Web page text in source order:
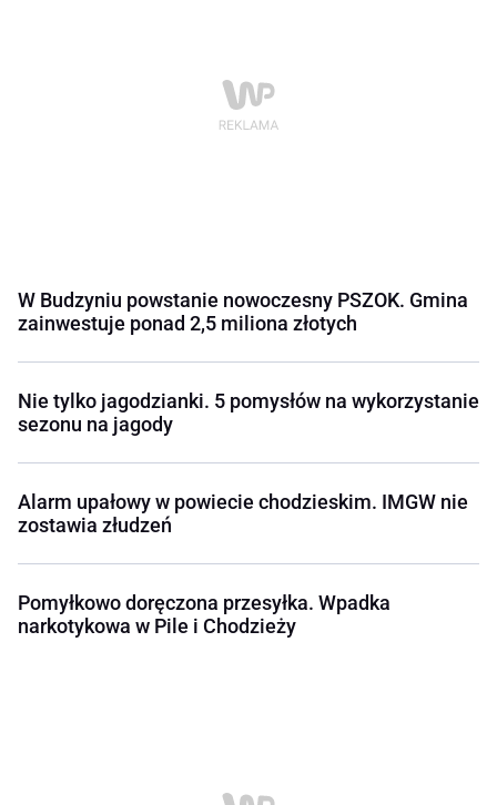
W Budzyniu powstanie nowoczesny PSZOK. Gmina
zainwestuje ponad 2,5 miliona złotych
Nie tylko jagodzianki. 5 pomysłów na wykorzystanie
sezonu na jagody
Alarm upałowy w powiecie chodzieskim. IMGW nie
zostawia złudzeń
Pomyłkowo doręczona przesyłka. Wpadka
narkotykowa w Pile i Chodzieży